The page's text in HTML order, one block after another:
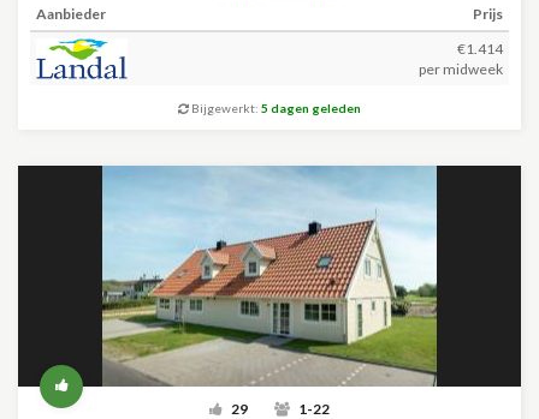
Aanbieder
Prijs
€1.414
per midweek
Bijgewerkt: 5 dagen geleden
29 1-22